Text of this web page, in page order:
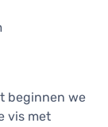
beginnen we
vis met